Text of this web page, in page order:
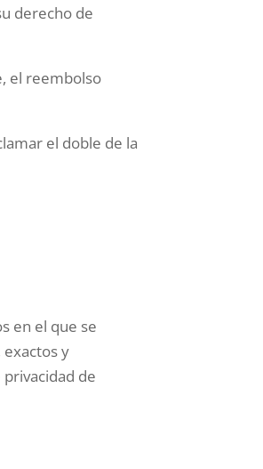
derecho de
el reembolso
el doble de la
en el que se
y
de